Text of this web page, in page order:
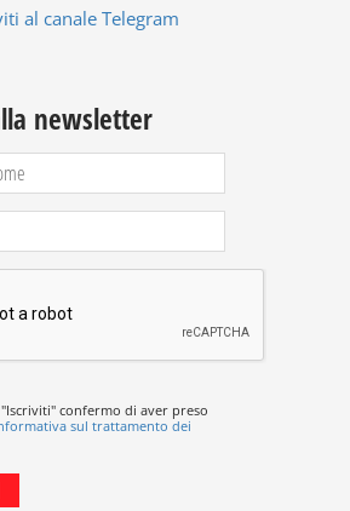
al canale Telegram
newsletter
confermo di aver preso
sul trattamento dei